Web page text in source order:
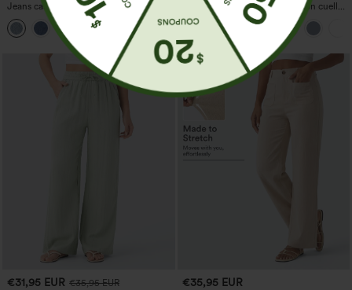
Jeans casual de tiro medio con cordón y
bolsillos
Top casual de corte relajado con cuello
redondo y mangas murciélago.
€31,95 EUR €35,95 EUR
€35,95 EUR